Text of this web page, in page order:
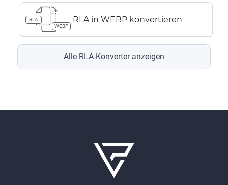
RLA
WEBP
RLA in WEBP konvertieren
Alle RLA-Konverter anzeigen